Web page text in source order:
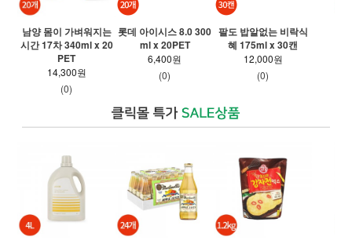
남양 몸이 가벼워지는
시간 17차 340ml x 20
PET
14,300원
(0)
롯데 아이시스 8.0 300
ml x 20PET
6,400원
(0)
팔도 밥알없는 비락식
혜 175ml x 30캔
12,000원
(0)